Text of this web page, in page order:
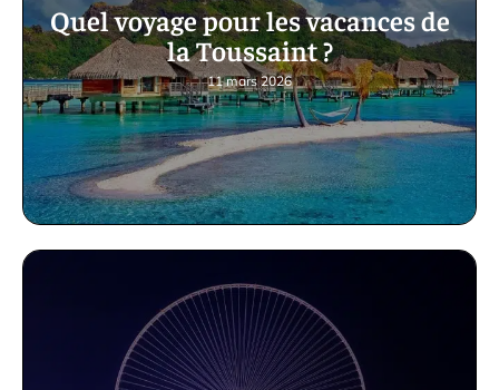
Quel voyage pour les vacances de
la Toussaint ?
11 mars 2026